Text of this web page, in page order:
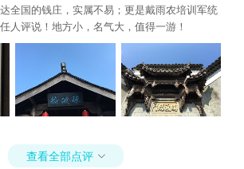
全国的钱庄，实属不易；更是戴雨农培训军统
人评说！地方小，名气大，值得一游！
查看全部点评 